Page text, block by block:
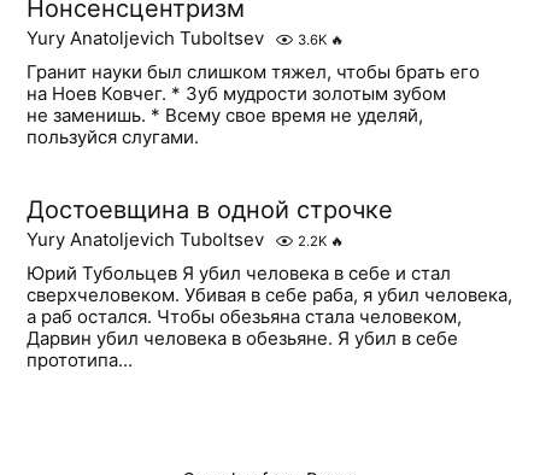
Нонсенсцентризм
Yury Anatoljevich Tuboltsev 3.6K 🔥
Гранит науки был слишком тяжел, чтобы брать его
на Ноев Ковчег. * Зуб мудрости золотым зубом
не заменишь. * Всему свое время не уделяй,
пользуйся слугами.
Достоевщина в одной строчке
Yury Anatoljevich Tuboltsev 2.2K 🔥
Юрий Тубольцев Я убил человека в себе и стал
сверхчеловеком. Убивая в себе раба, я убил человека,
а раб остался. Чтобы обезьяна стала человеком,
Дарвин убил человека в обезьяне. Я убил в себе
прототипа...